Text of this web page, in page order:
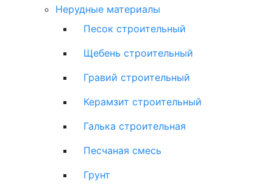
Нерудные материалы
Песок строительный
Щебень строительный
Гравий строительный
Керамзит строительный
Галька строительная
Песчаная смесь
Грунт